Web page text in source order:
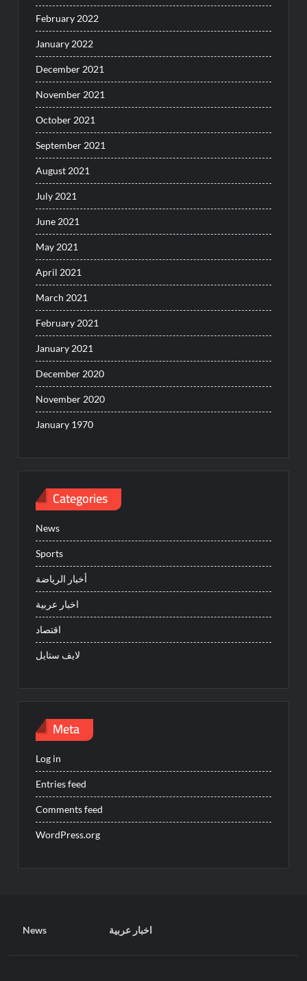
February 2022
January 2022
December 2021
November 2021
October 2021
September 2021
August 2021
July 2021
June 2021
May 2021
April 2021
March 2021
February 2021
January 2021
December 2020
November 2020
January 1970
Categories
News
Sports
أخبار الرياضة
اخبار عربية
اقتصاد
لايف ستايل
Meta
Log in
Entries feed
Comments feed
WordPress.org
News اخبار عربية